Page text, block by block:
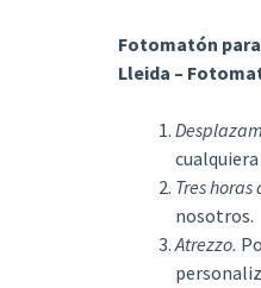
Fotomatón
Lleida –
Tres horas
nosotros.
Atrezzo.